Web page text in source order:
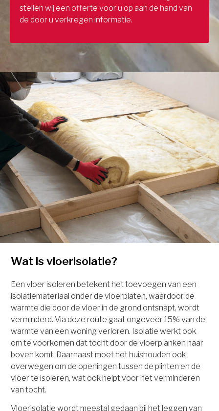
stellen wij een offerte voor u op aan de hand van
de door u verkregen informatie.
Wat is vloerisolatie?
Een vloer isoleren betekent het toevoegen van een
isolatiemateriaal onder de vloerplaten, waardoor de
warmte die door de vloer in de grond ontsnapt, wordt
verminderd. Via deze route gaat ongeveer 15% van de
warmte van een woning verloren. Isolatie werkt ook
om te voorkomen dat tocht door de vloerplanken naar
boven komt. Daarnaast moet het huishouden ook
overwegen om de openingen tussen de plinten en de
vloer te isoleren, wat ook helpt voor het verminderen
van tocht.
Vloerisolatie wordt meestal gedaan bij het leggen van